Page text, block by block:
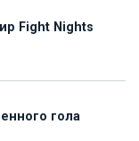
Fight Nights
гола